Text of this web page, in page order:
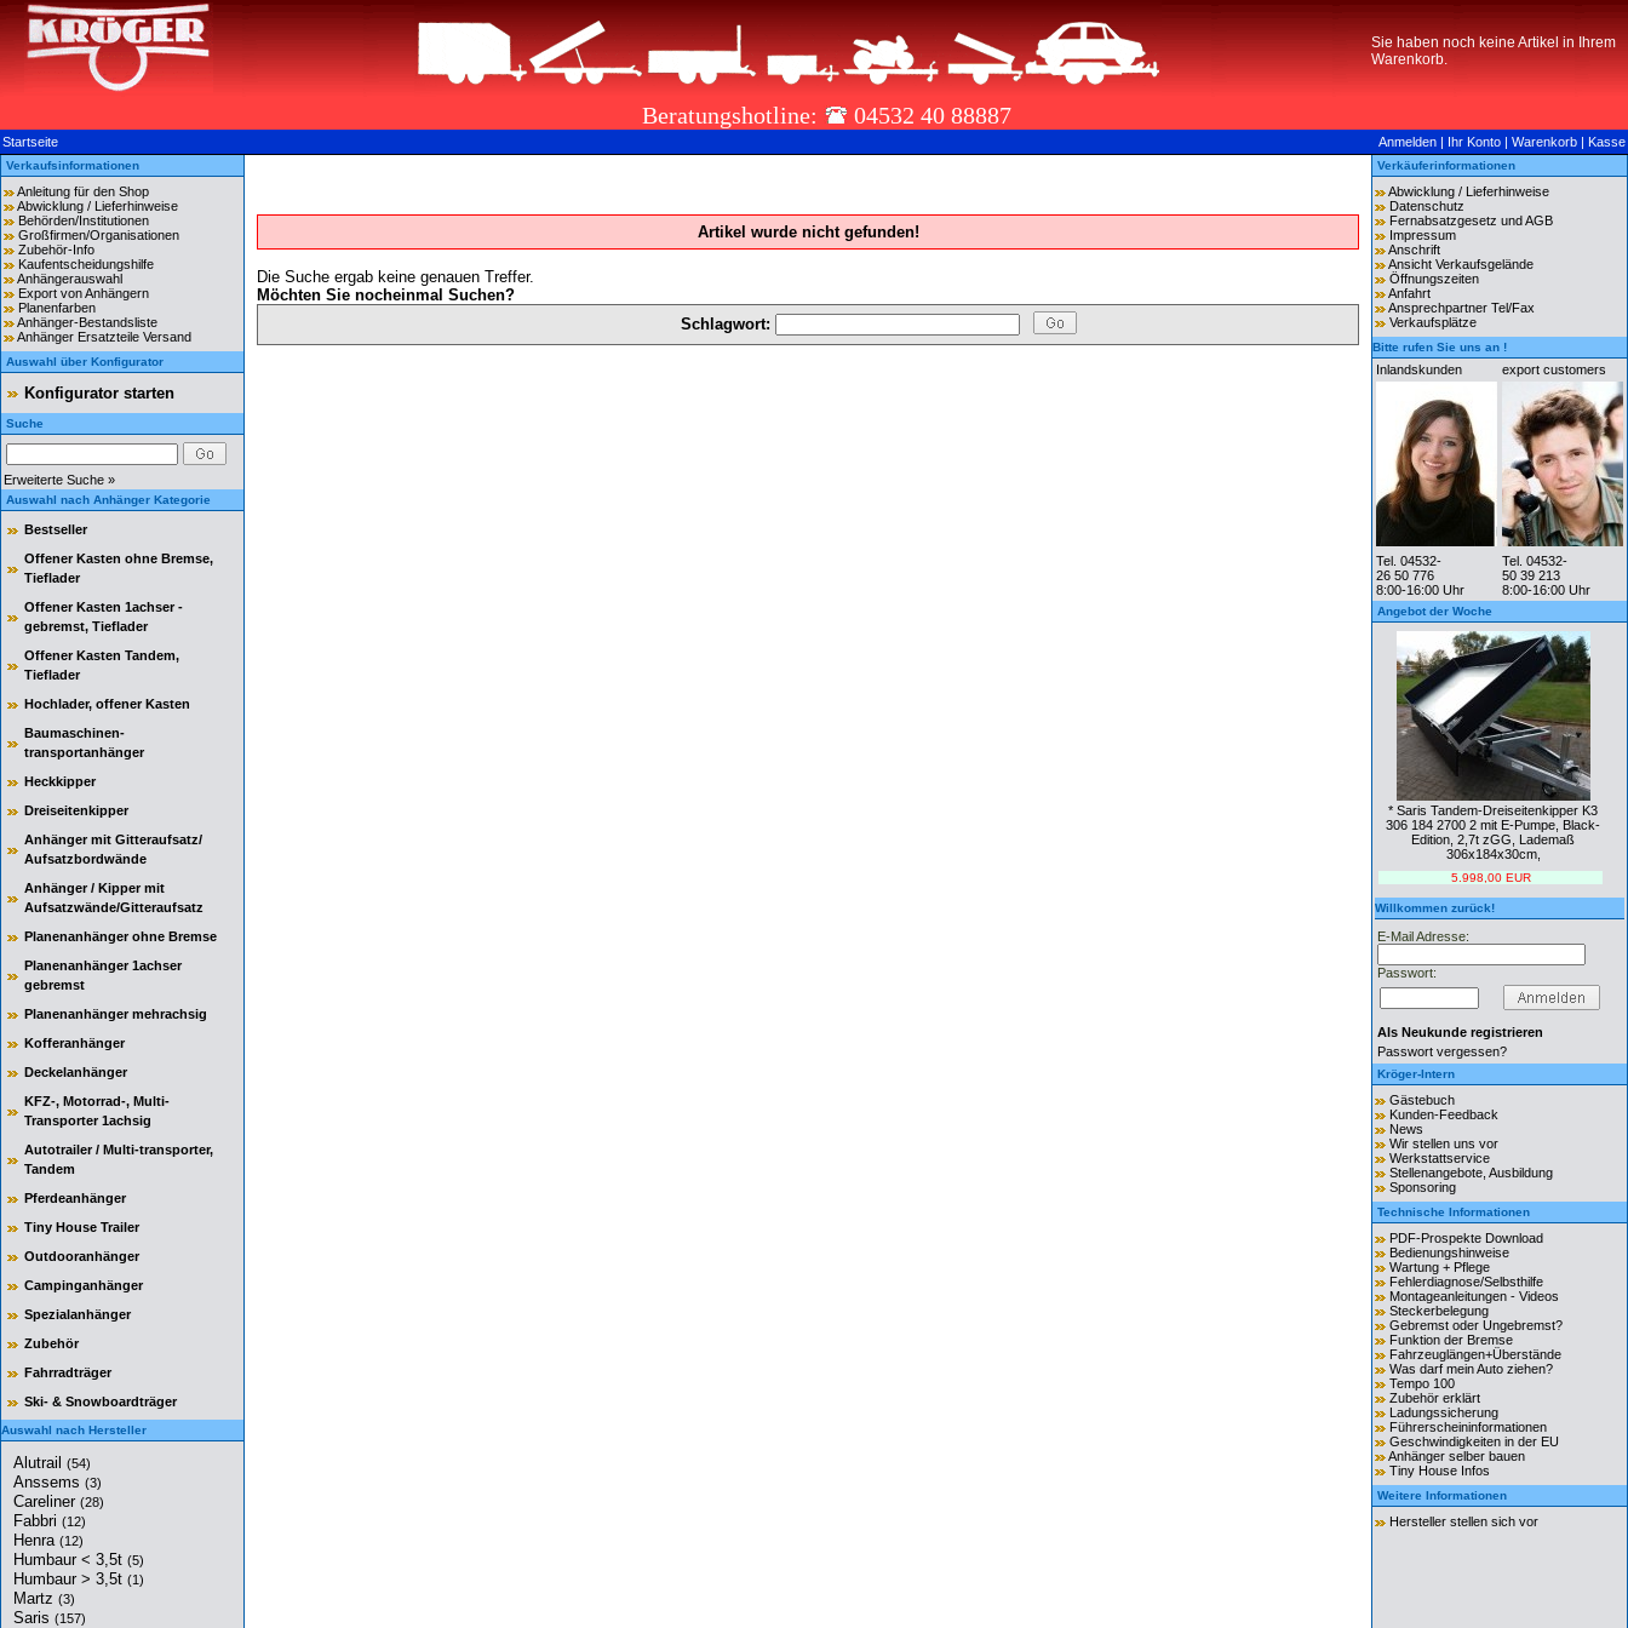
Sie haben noch keine Artikel in Ihrem
Warenkorb.
Beratungshotline: 04532 40 88887
Startseite Anmelden | Ihr Konto | Warenkorb | Kasse
Verkaufsinformationen
Anleitung für den Shop
Abwicklung / Lieferhinweise
Behörden/Institutionen
Großfirmen/Organisationen
Zubehör-Info
Kaufentscheidungshilfe
Anhängerauswahl
Export von Anhängern
Planenfarben
Anhänger-Bestandsliste
Anhänger Ersatzteile Versand
Auswahl über Konfigurator
Konfigurator starten
Suche
Erweiterte Suche »
Auswahl nach Anhänger Kategorie
Bestseller
Offener Kasten ohne Bremse,
Tieflader
Offener Kasten 1achser -
gebremst, Tieflader
Offener Kasten Tandem,
Tieflader
Hochlader, offener Kasten
Baumaschinen-
transportanhänger
Heckkipper
Dreiseitenkipper
Anhänger mit Gitteraufsatz/
Aufsatzbordwände
Anhänger / Kipper mit
Aufsatzwände/Gitteraufsatz
Planenanhänger ohne Bremse
Planenanhänger 1achser
gebremst
Planenanhänger mehrachsig
Kofferanhänger
Deckelanhänger
KFZ-, Motorrad-, Multi-
Transporter 1achsig
Autotrailer / Multi-transporter,
Tandem
Pferdeanhänger
Tiny House Trailer
Outdooranhänger
Campinganhänger
Spezialanhänger
Zubehör
Fahrradträger
Ski- & Snowboardträger
Auswahl nach Hersteller
Alutrail (54)
Anssems (3)
Careliner (28)
Fabbri (12)
Henra (12)
Humbaur < 3,5t (5)
Humbaur > 3,5t (1)
Martz (3)
Saris (157)
Artikel wurde nicht gefunden!
Die Suche ergab keine genauen Treffer.
Möchten Sie nocheinmal Suchen?
Schlagwort:
Verkäuferinformationen
Abwicklung / Lieferhinweise
Datenschutz
Fernabsatzgesetz und AGB
Impressum
Anschrift
Ansicht Verkaufsgelände
Öffnungszeiten
Anfahrt
Ansprechpartner Tel/Fax
Verkaufsplätze
Bitte rufen Sie uns an !
Inlandskunden export customers
Tel. 04532-
26 50 776
8:00-16:00 Uhr
Tel. 04532-
50 39 213
8:00-16:00 Uhr
Angebot der Woche
* Saris Tandem-Dreiseitenkipper K3
306 184 2700 2 mit E-Pumpe, Black-
Edition, 2,7t zGG, Lademaß
306x184x30cm,
5.998,00 EUR
Willkommen zurück!
E-Mail Adresse:
Passwort:
Als Neukunde registrieren
Passwort vergessen?
Kröger-Intern
Gästebuch
Kunden-Feedback
News
Wir stellen uns vor
Werkstattservice
Stellenangebote, Ausbildung
Sponsoring
Technische Informationen
PDF-Prospekte Download
Bedienungshinweise
Wartung + Pflege
Fehlerdiagnose/Selbsthilfe
Montageanleitungen - Videos
Steckerbelegung
Gebremst oder Ungebremst?
Funktion der Bremse
Fahrzeuglängen+Überstände
Was darf mein Auto ziehen?
Tempo 100
Zubehör erklärt
Ladungssicherung
Führerscheininformationen
Geschwindigkeiten in der EU
Anhänger selber bauen
Tiny House Infos
Weitere Informationen
Hersteller stellen sich vor